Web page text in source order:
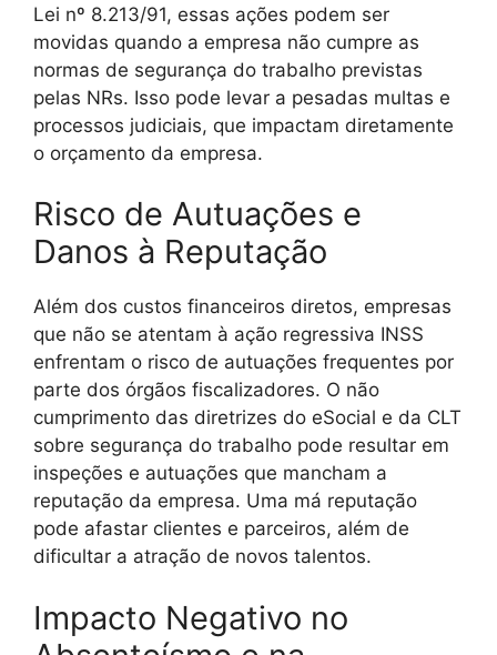
Lei nº 8.213/91, essas ações podem ser
movidas quando a empresa não cumpre as
normas de segurança do trabalho previstas
pelas NRs. Isso pode levar a pesadas multas e
processos judiciais, que impactam diretamente
o orçamento da empresa.
Risco de Autuações e
Danos à Reputação
Além dos custos financeiros diretos, empresas
que não se atentam à ação regressiva INSS
enfrentam o risco de autuações frequentes por
parte dos órgãos fiscalizadores. O não
cumprimento das diretrizes do eSocial e da CLT
sobre segurança do trabalho pode resultar em
inspeções e autuações que mancham a
reputação da empresa. Uma má reputação
pode afastar clientes e parceiros, além de
dificultar a atração de novos talentos.
Impacto Negativo no